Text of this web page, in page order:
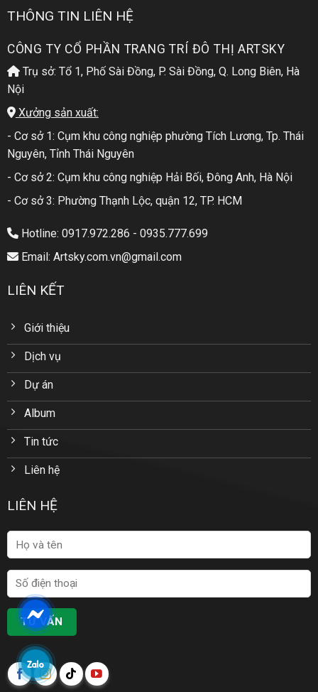
THÔNG TIN LIÊN HỆ
CÔNG TY CỔ PHẦN TRANG TRÍ ĐÔ THỊ ARTSKY
Trụ sở: Tổ 1, Phố Sài Đồng, P. Sài Đồng, Q. Long Biên, Hà
Nội
Xưởng sản xuất:
- Cơ sở 1: Cụm khu công nghiệp phường Tích Lương, Tp. Thái
Nguyên, Tỉnh Thái Nguyên
- Cơ sở 2: Cụm khu công nghiệp Hải Bối, Đông Anh, Hà Nội
- Cơ sở 3: Phường Thạnh Lộc, quận 12, TP. HCM
Hotline: 0917.972.286 - 0935.777.699
Email: Artsky.com.vn@gmail.com
LIÊN KẾT
Giới thiệu
Dịch vụ
Dự án
Album
Tin tức
Liên hệ
LIÊN HỆ